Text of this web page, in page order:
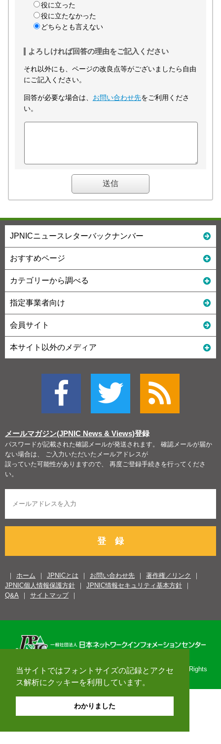
当サイトではフォントサイズの記録とアクセ
ス解析にクッキーを利用しています。
わかりました
役に立った
役に立たなかった
どちらとも言えない
よろしければ回答の理由をご記入ください
それ以外にも、ページの改良点等がございましたら自由
にご記入ください。
回答が必要な場合は、 お問い合わせ先をご利用くださ
い。
JPNICニュースレターバックナンバー
おすすめページ
カテゴリーから調べる
指定事業者向け
会員サイト
本サイト以外のメディア
メールマガジン(JPNIC News & Views)登録
パスワードが記載された確認メールが発送されます。 確認メールが届か
ない場合は、 ご入力いただいたメールアドレスが
誤っていた可能性がありますので、 再度ご登録手続きを行ってくださ
い。
登 録
ホーム JPNICとは お問い合わせ先
著作権／リンク
JPNIC個人情報保護方針
JPNIC情報セキュリティ基本方針
Q&A
サイトマップ
Copyright© 1996-2026 Japan Network Information Center. All Rights
Reserved.